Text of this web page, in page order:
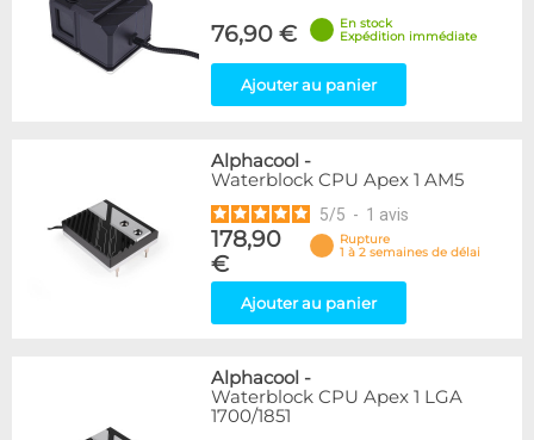
76,90 €
En stock
Expédition immédiate
Ajouter au panier
Alphacool -
Waterblock CPU Apex 1 AM5
5/5 - 1 avis
178,90
€
Rupture
1 à 2 semaines de délai
Ajouter au panier
Alphacool -
Waterblock CPU Apex 1 LGA
1700/1851